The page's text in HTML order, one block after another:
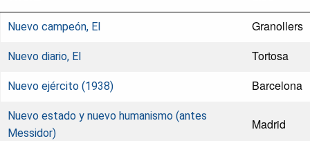
Nuevo campeón, El Granollers
Nuevo diario, El Tortosa
Nuevo ejército (1938) Barcelona
Nuevo estado y nuevo humanismo (antes
Messidor)
Madrid